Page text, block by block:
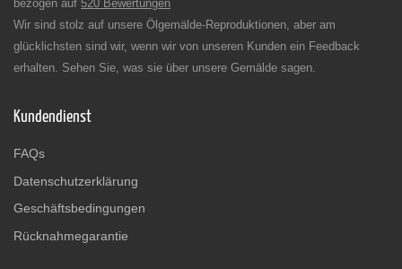
bezogen auf 520 Bewertungen
Wir sind stolz auf unsere Ölgemälde-Reproduktionen, aber am
glücklichsten sind wir, wenn wir von unseren Kunden ein Feedback
erhalten. Sehen Sie, was sie über unsere Gemälde sagen.
Kundendienst
FAQs
Datenschutzerklärung
Geschäftsbedingungen
Rücknahmegarantie